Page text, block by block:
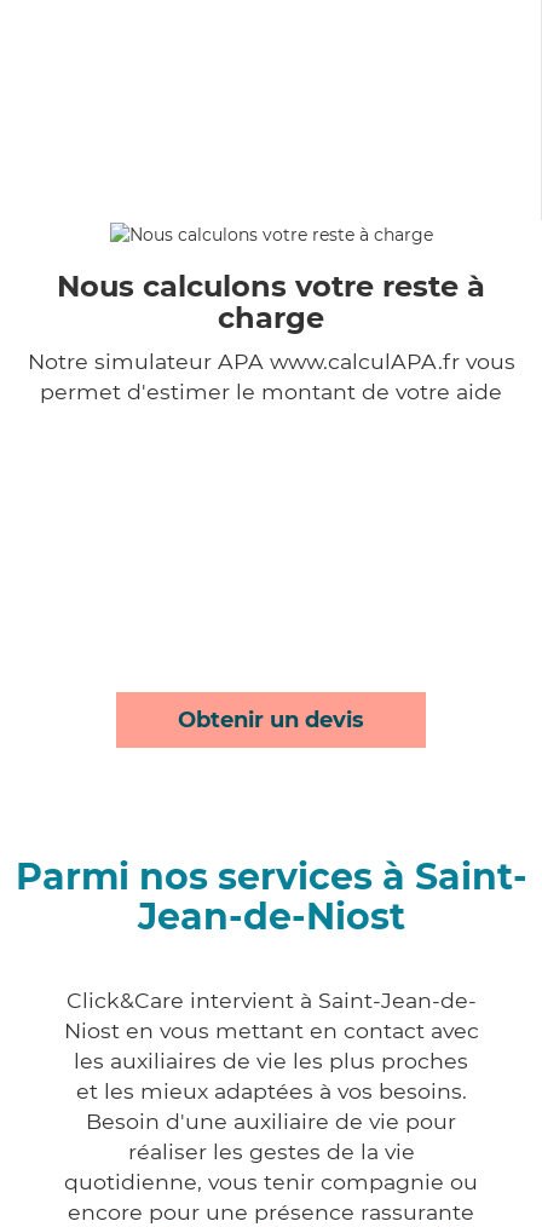
Nous calculons votre reste à
charge
Notre simulateur APA www.calculAPA.fr vous
permet d'estimer le montant de votre aide
Obtenir un devis
Parmi nos services à Saint-
Jean-de-Niost
Click&Care intervient à Saint-Jean-de-
Niost en vous mettant en contact avec
les auxiliaires de vie les plus proches
et les mieux adaptées à vos besoins.
Besoin d'une auxiliaire de vie pour
réaliser les gestes de la vie
quotidienne, vous tenir compagnie ou
encore pour une présence rassurante